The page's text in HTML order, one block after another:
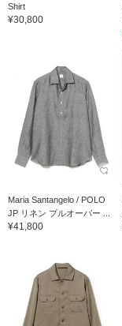
Shirt
¥30,800
Maria Santangelo / POLO
JP リネン プルオーバー ...
¥41,800